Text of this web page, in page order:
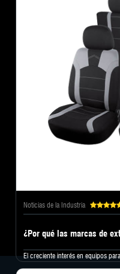
Noticias de la Industria
El creciente interés en equipos